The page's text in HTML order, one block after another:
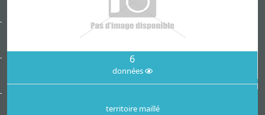
6
données
territoire maillé